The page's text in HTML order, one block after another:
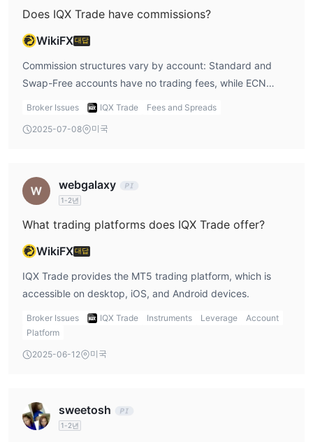
가능한 상품 중 일부입니다.
계정 유형
니다. 또한 이슬람 상인을 위한 스왑 프리 계정도 제공합니다. 실습
데모 계정은 언급되지 않았습니다.
레버리지
고 레버리지로 인한 큰 손실을 피하기 위해 필수적입니다.
IQX Trade 수수료
IQX Trade이 부과하는 수수료는 유사한 성격의 중개인들과 동일합
니다. ECN 계정은 1롯당 $6의 수수료를 부과하지만, 표준 및 스왑
프리 계정에는 어떠한 수수료도 없습니다. 계정 유형과 거래되는 상
품이 스프레드에 영향을 미칩니다.
IQX Trade에서 예금 또는 인출에 대한 수수료는 없습니다. 표준 계
Does IQX Trade have commissions?
WikiFX대답
Commission structures vary by account: Standard and
Swap-Free accounts have no trading fees, while ECN
accounts charge $6 per lot.
Broker Issues IQX Trade Fees and Spreads
2025-07-08 미국
webgalaxy
1-2년
What trading platforms does IQX Trade offer?
WikiFX대답
IQX Trade provides the MT5 trading platform, which is
accessible on desktop, iOS, and Android devices.
Broker Issues IQX Trade Instruments Leverage
Account
Platform
2025-06-12 미국
sweetosh
1-2년